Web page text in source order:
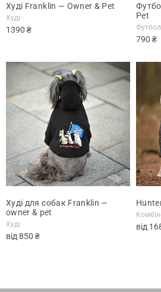
Худі Franklin — Owner & Pet
Худі
1390 ₴
Pet
790 ₴
Худі для собак Franklin —
owner & pet
Худі
від 850 ₴
від